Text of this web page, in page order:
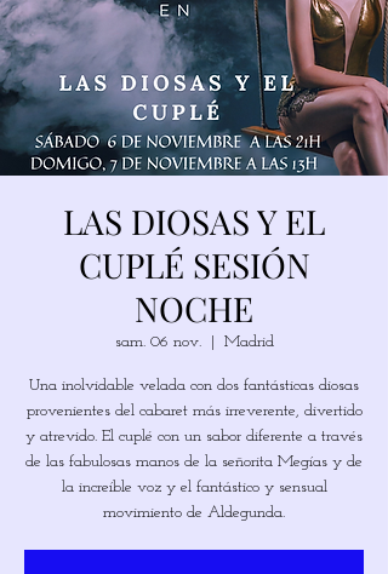
LAS DIOSAS Y EL
CUPLÉ SESIÓN
NOCHE
sam. 06 nov.
  |
Madrid
Una inolvidable velada con dos fantásticas diosas
provenientes del cabaret más irreverente, divertido
y atrevido. El cuplé con un sabor diferente a través
de las fabulosas manos de la señorita Megías y de
la increíble voz y el fantástico y sensual
movimiento de Aldegunda.